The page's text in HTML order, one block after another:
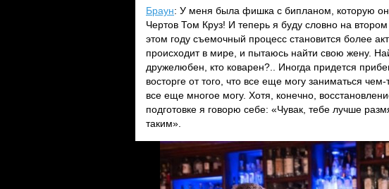
Браун: У меня была фишка с бипланом, которую он
Чертов Том Круз! И теперь я буду словно на
этом году съемочный процесс становится более
происходит в мире, и пытаюсь найти свою жену.
дружелюбен, кто коварен?.. Иногда придется
восторге от того, что все еще могу заниматься
все еще многое могу. Хотя, конечно,
подготовке я говорю себе: «Чувак, тебе лучше
таким».